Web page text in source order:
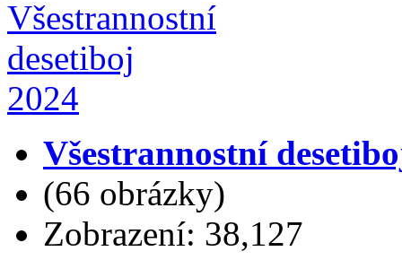
Všestrannostní
(66 obrázky)
Zobrazení: 38,127